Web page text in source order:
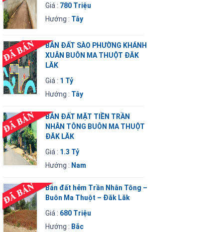
Giá : 780 Triệu
Hướng : Tây
BÁN ĐẤT SÀO PHƯỜNG KHÁNH
XUÂN BUÔN MA THUỘT ĐĂK
LĂK
Giá : 1 Tỷ
Hướng : Tây
BÁN ĐẤT MẶT TIỀN TRẦN
NHÂN TÔNG BUÔN MA THUỘT
ĐĂK LĂK
Giá : 1.3 Tỷ
Hướng : Nam
Bán đất hẻm Trần Nhân Tông –
Buôn Ma Thuột – Đăk Lăk
Giá : 680 Triệu
Hướng : Bắc